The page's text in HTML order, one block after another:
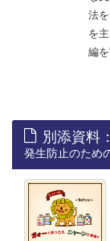
法
を
編
別添資料：
発生防止のため